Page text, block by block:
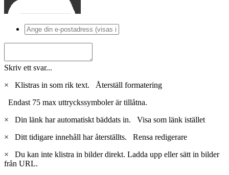
Skriv ett svar...
×
Klistras in som rik text. Återställ formatering
Endast 75 max uttryckssymboler är tillåtna.
×
Din länk har automatiskt bäddats in. Visa som länk istället
×
Ditt tidigare innehåll har återställts. Rensa redigerare
×
Du kan inte klistra in bilder direkt. Ladda upp eller sätt in bilder
från URL.